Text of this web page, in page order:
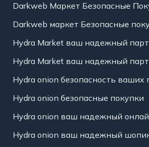
Darkweb Маркет Безопасные
Darkweb маркет Безопасные
Hydra Market ваш надежный
Hydra Market ваш надежный
Hydra onion безопасность ваших
Hydra onion безопасные покупки
Hydra onion ваш надежный
Hydra onion ваш надежный